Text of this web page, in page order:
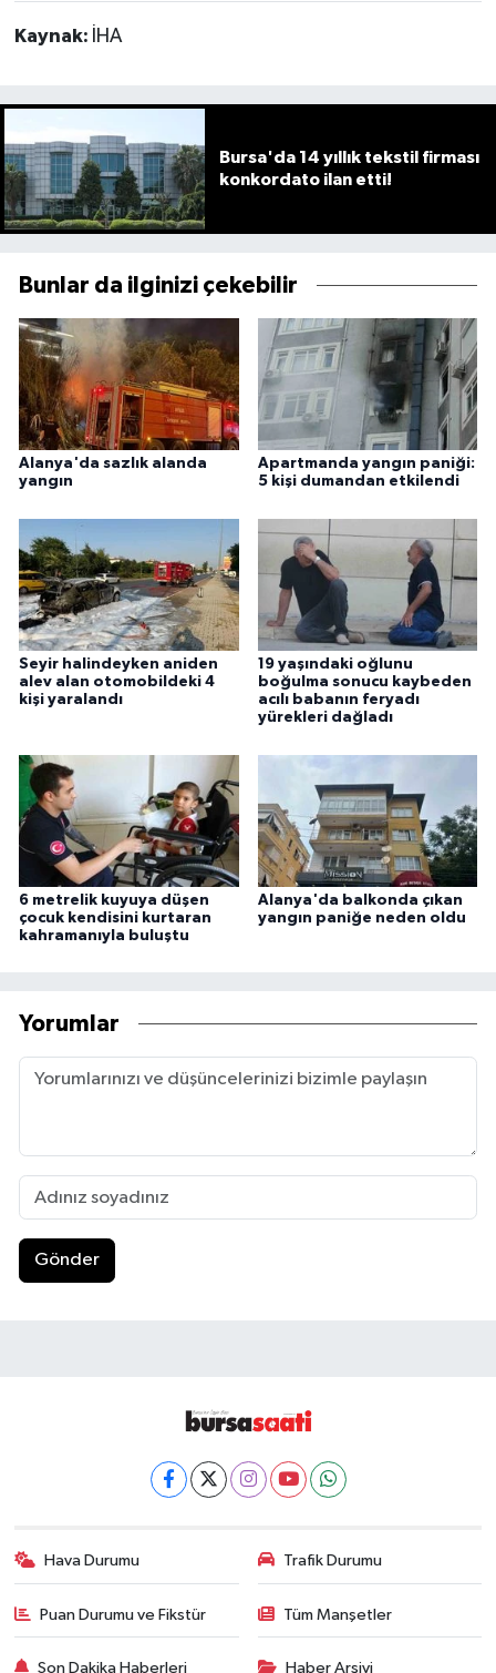
Kaynak: İHA
Bursa'da 14 yıllık tekstil firması
konkordato ilan etti!
Bunlar da ilginizi çekebilir
Alanya'da sazlık alanda
yangın
Apartmanda yangın paniği:
5 kişi dumandan etkilendi
Seyir halindeyken aniden
alev alan otomobildeki 4
kişi yaralandı
19 yaşındaki oğlunu
boğulma sonucu kaybeden
acılı babanın feryadı
yürekleri dağladı
6 metrelik kuyuya düşen
çocuk kendisini kurtaran
kahramanıyla buluştu
Alanya'da balkonda çıkan
yangın paniğe neden oldu
Yorumlar
Gönder
Hava Durumu Trafik Durumu
Puan Durumu ve Fikstür Tüm Manşetler
Son Dakika Haberleri Haber Arşivi